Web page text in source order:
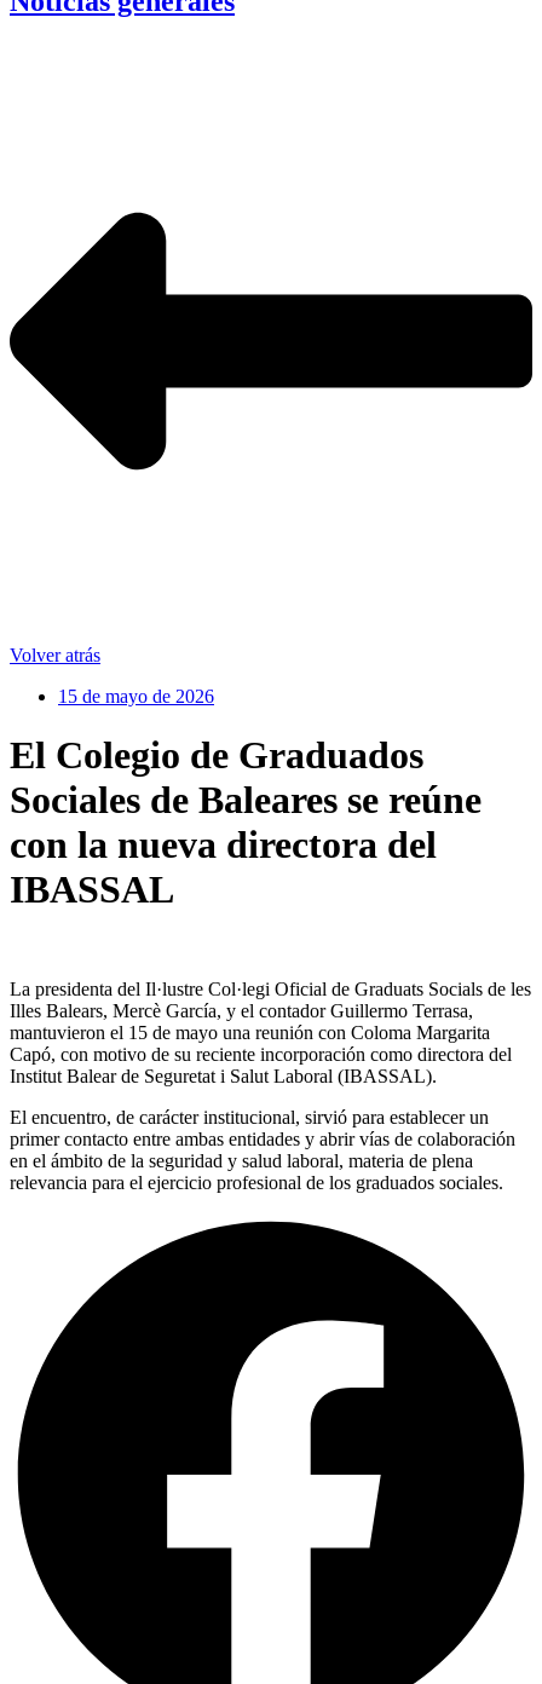
Volver atrás
15 de mayo de 2026
El Colegio de Graduados
Sociales de Baleares se reúne
con la nueva directora del
IBASSAL
La presidenta del Il·lustre Col·legi Oficial de Graduats Socials de les
Illes Balears, Mercè García, y el contador Guillermo Terrasa,
mantuvieron el 15 de mayo una reunión con Coloma Margarita
Capó, con motivo de su reciente incorporación como directora del
Institut Balear de Seguretat i Salut Laboral (IBASSAL).
El encuentro, de carácter institucional, sirvió para establecer un
primer contacto entre ambas entidades y abrir vías de colaboración
en el ámbito de la seguridad y salud laboral, materia de plena
relevancia para el ejercicio profesional de los graduados sociales.